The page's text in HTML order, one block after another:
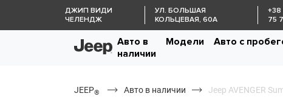
ДЖИП ВИДИ
ЧЕЛЕНДЖ
УЛ. БОЛЬШАЯ
КОЛЬЦЕВАЯ, 60А
+38
75
Авто в
наличии
Модели Авто с
JEEP® Авто в наличии Jeep AVENGER